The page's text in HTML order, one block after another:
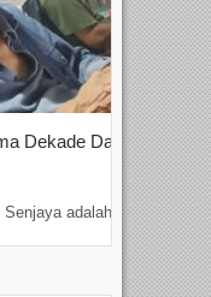
Dekade Dalam
adalah...